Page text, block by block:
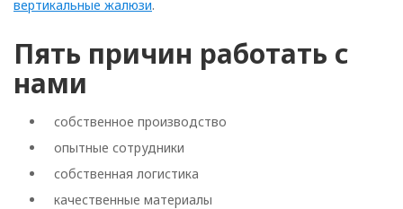
вертикальные жалюзи.
Пять причин работать с
нами
собственное производство
опытные сотрудники
собственная логистика
качественные материалы